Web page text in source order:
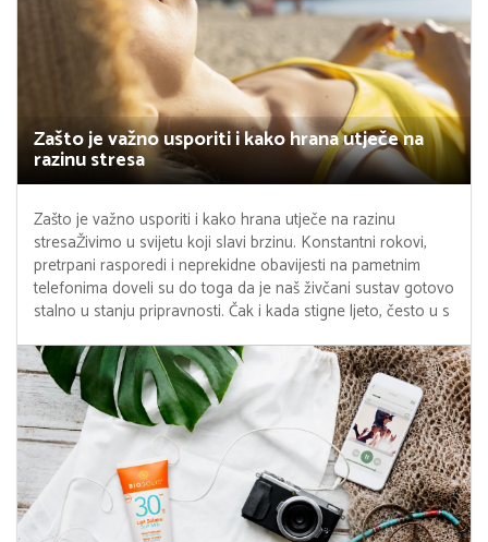
Zašto je važno usporiti i kako hrana utječe na
razinu stresa
Zašto je važno usporiti i kako hrana utječe na razinu
stresaŽivimo u svijetu koji slavi brzinu. Konstantni rokovi,
pretrpani rasporedi i neprekidne obavijesti na pametnim
telefonima doveli su do toga da je naš živčani sustav gotovo
stalno u stanju pripravnosti. Čak i kada stigne ljeto, često u s